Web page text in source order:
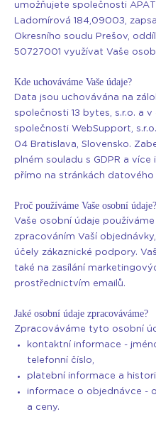
umožňujete společnosti
Ladomírová 184,09003,
Okresního soudu Prešov,
50727001 využívat Vaše
Kde uchováváme Vaše údaje?
Data jsou uchovávána na
společnosti 13 bytes, s.r.o. a
společnosti WebSupport,
04 Bratislava, Slovensko.
plném souladu s GDPR a
přímo na stránkách datového
Proč používáme Vaše osobní údaje?
Vaše osobní údaje
zpracováním Vaší
účely zákaznické podpory.
také na zasílání
prostřednictvím emailů.
Jaké osobní údaje zpracováváme?
Zpracováváme tyto osobní
kontaktní informace -
telefonní číslo,
platební informace a
informace o objednávce -
a ceny.